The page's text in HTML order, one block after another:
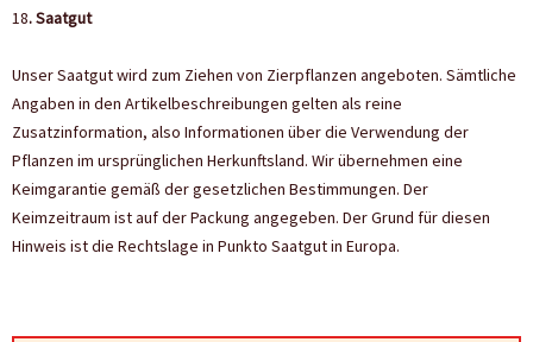
18. Saatgut
Unser Saatgut wird zum Ziehen von Zierpflanzen angeboten. Sämtliche
Angaben in den Artikelbeschreibungen gelten als reine
Zusatzinformation, also Informationen über die Verwendung der
Pflanzen im ursprünglichen Herkunftsland. Wir übernehmen eine
Keimgarantie gemäß der gesetzlichen Bestimmungen. Der
Keimzeitraum ist auf der Packung angegeben. Der Grund für diesen
Hinweis ist die Rechtslage in Punkto Saatgut in Europa.